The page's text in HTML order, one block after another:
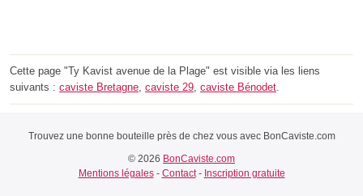
Cette page "Ty Kavist avenue de la Plage" est visible via les liens
suivants : caviste Bretagne caviste 29 caviste Bénodet
Trouvez une bonne bouteille près de chez vous avec BonCaviste.com
© 2026 BonCaviste.com
Mentions légales- Contact- Inscription gratuite